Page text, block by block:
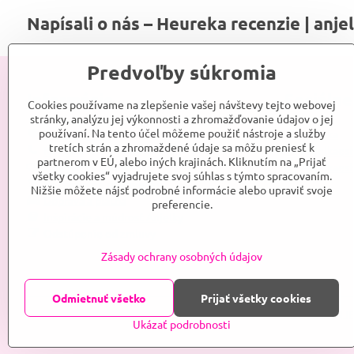
Napísali o nás – Heureka recenzie |
Informácie
Srdce Anjelky
Kontakt
Obchodné podmienky
Reklamačné podmienky
Doprava a platba
Anjelka
©2026
Predvoľby súkromia
Cookies používame na zlepšenie vašej návštevy tejto webovej
stránky, analýzu jej výkonnosti a zhromažďovanie údajov o jej
používaní. Na tento účel môžeme použiť nástroje a služby
tretích strán a zhromaždené údaje sa môžu preniesť k
partnerom v EÚ, alebo iných krajinách. Kliknutím na „Prijať
všetky cookies“ vyjadrujete svoj súhlas s týmto spracovaním.
Nižšie môžete nájsť podrobné informácie alebo upraviť svoje
preferencie.
Zásady ochrany osobných údajov
Ukázať podrobnosti
Prijať všetky cookies
Odmietnuť všetko